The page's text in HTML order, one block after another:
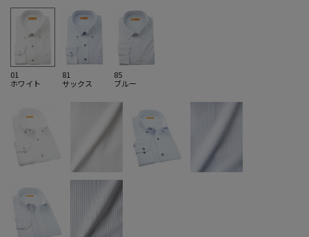
01
ホワイト
81
サックス
85
ブルー